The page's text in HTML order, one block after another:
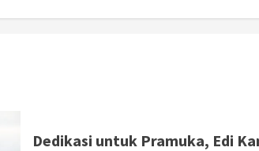
Dedikasi untuk Pramuka, Edi